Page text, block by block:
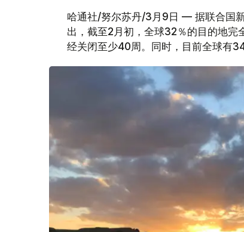
哈通社/努尔苏丹/3月9日 — 据联合国
出，截至2月初，全球32％的目的地
经关闭至少40周。同时，目前全球有